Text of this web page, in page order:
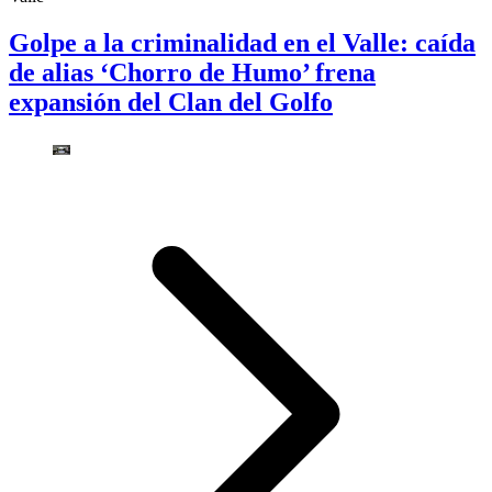
Golpe a la criminalidad en el Valle: caída
de alias ‘Chorro de Humo’ frena
expansión del Clan del Golfo